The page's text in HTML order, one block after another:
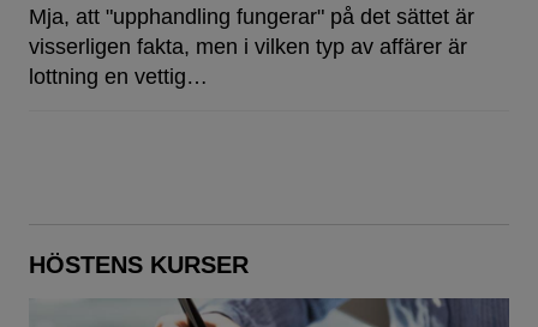
Mja, att "upphandling fungerar" på det sättet är
visserligen fakta, men i vilken typ av affärer är
lottning en vettig…
HÖSTENS KURSER